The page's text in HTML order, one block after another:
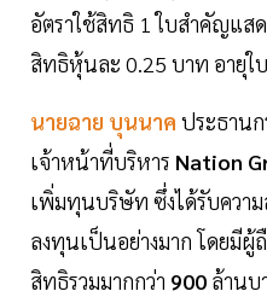
อัตราใช้สิทธิ 1 ใบสำคัญแส
สิทธิหุ้นละ 0.25 บาท อายุ
นายฉาย บุนนาค ประธาน
เจ้าหน้าที่บริหาร Nation
เพิ่มทุนบริษัท ซึ่งได้รับควา
ลงทุนเป็นอย่างมาก โดยมี
สิทธิรวมมากกว่า 900 ล้านบ